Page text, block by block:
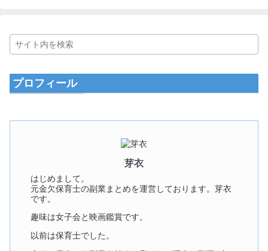
プロフィール
芽衣
はじめまして。
元金欠保育士の副業まとめを運営しております。芽衣
です。
趣味は女子会と映画鑑賞です。
以前は保育士でした。